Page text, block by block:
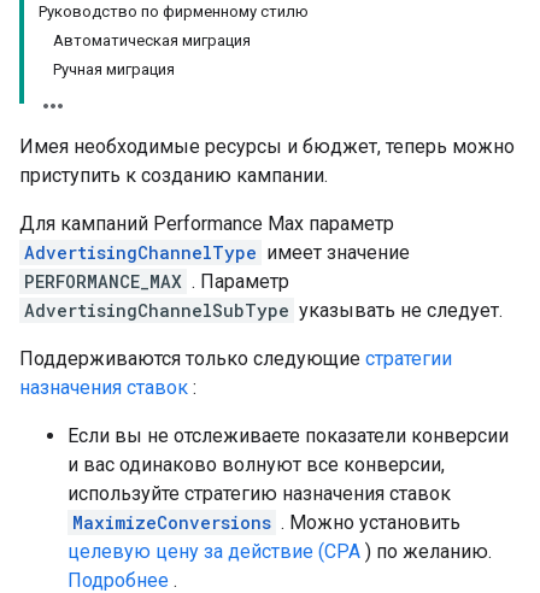
Руководство по фирменному стилю
Автоматическая миграция
Ручная миграция
Имея необходимые ресурсы и бюджет, теперь можно
приступить к созданию кампании.
Для кампаний Performance Max параметр
AdvertisingChannelType имеет значение
PERFORMANCE_MAX . Параметр
AdvertisingChannelSubType указывать не следует.
Поддерживаются только следующие стратегии
назначения ставок :
Если вы не отслеживаете показатели конверсии
и вас одинаково волнуют все конверсии,
используйте стратегию назначения ставок
MaximizeConversions . Можно установить
целевую цену за действие (CPA ) по желанию.
Подробнее .